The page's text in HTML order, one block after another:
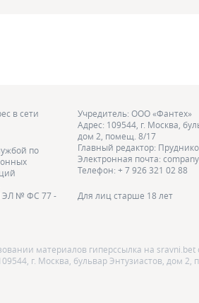
в сети
по
ЭЛ № ФС 77 -
Учредитель: ООО «Фантех»
Адрес: 109544, г. Москва,
дом 2, помещ. 8/17
Главный редактор:
Электронная почта:
Телефон: + 7 926 321 02 88
Для лиц старше 18 лет
материалов гиперссылка на
г. Москва, бульвар Энтузиастов, дом 2,